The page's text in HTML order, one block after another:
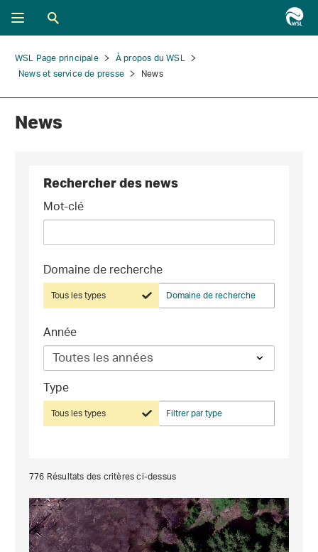
WSL Page principale
À propos du WSL
News et service de presse
News
News
Rechercher des news
Mot-clé
Domaine de recherche
Tous les types Domaine de recherche
Année
Type
Tous les types Filtrer par type
776Résultats des critères ci-dessus